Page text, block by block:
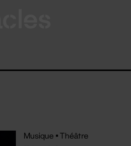
Musique • Théâtre